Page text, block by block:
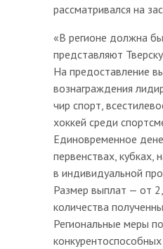
рассматривался на
«В регионе должна
представляют
На предоставление
вознаграждения
чир спорт,
хоккей среди
Единовременное
первенствах, кубках,
в индивидуальной
Размер выплат — от
количества
Региональные меры